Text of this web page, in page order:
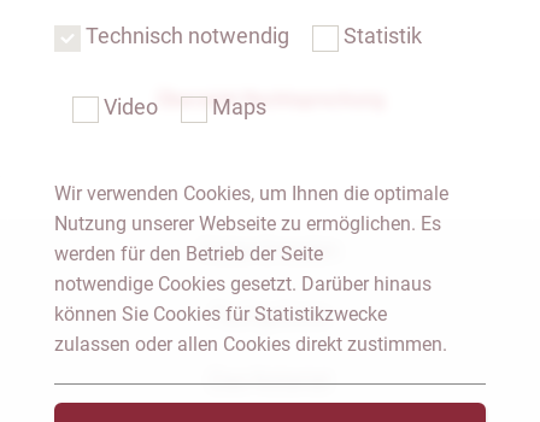
Übersicht Rechtsprechung
Notar Dresden
Fachgebiete
Das Notariat
Technisch notwendig Statistik
Video Maps
Wir verwenden Cookies, um Ihnen die optimale
Nutzung unserer Webseite zu ermöglichen. Es
werden für den Betrieb der Seite
notwendige Cookies gesetzt. Darüber hinaus
können Sie Cookies für Statistikzwecke
zulassen oder allen Cookies direkt zustimmen.